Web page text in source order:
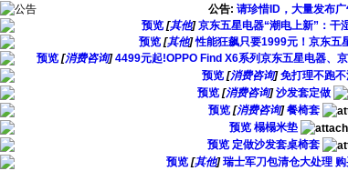
公告: 请珍惜ID，大量发布
预览 [其他] 京东五星电器“潮电上新”：干
预览 [其他] 性能狂飙只要1999元！京东
预览 [消费咨询] 4499元起!OPPO Find X6系列京东五星电器、
预览 [消费咨询] 免打理不跑
预览 [消费咨询] 沙发套定做
预览 [消费咨询] 餐椅套
预览 榻榻米垫
预览 定做沙发套桌椅套
预览 [其他] 瑞士军刀包清仓大处理